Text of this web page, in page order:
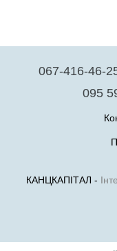
067-416-46-
095
КАНЦКАПІТАЛ -